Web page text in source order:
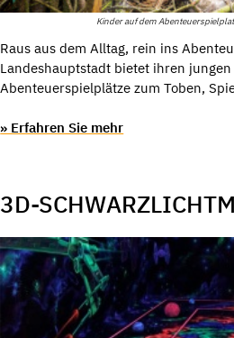
Kinder auf dem
Raus aus dem Alltag, rein ins
Landeshauptstadt bietet ihren
Abenteuerspielplätze zum Toben,
» Erfahren Sie mehr
3D-